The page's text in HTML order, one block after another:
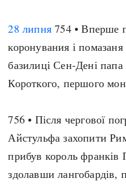
28 липня 754 • Вперше
коронувания і
базилиці Сен-Дені
Короткого, першого
756 • Після чергової
Айстульфа захопити
прибув король франків
здолавши лангобардів,